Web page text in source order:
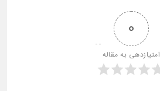
0
امتیازدهی به مقاله